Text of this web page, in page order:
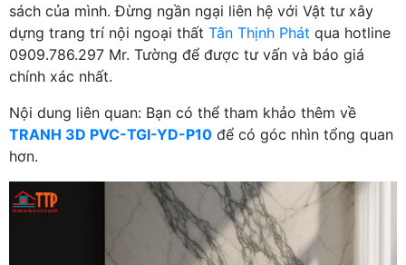
sách của mình. Đừng ngần ngại liên hệ với Vật tư xây
dựng trang trí nội ngoại thất Tân Thịnh Phát qua hotline
0909.786.297 Mr. Tường để được tư vấn và báo giá
chính xác nhất.
Nội dung liên quan: Bạn có thể tham khảo thêm về
TRANH 3D PVC-TGI-YD-P10 để có góc nhìn tổng quan
hơn.